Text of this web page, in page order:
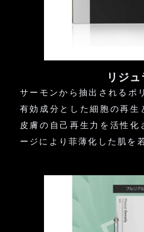
リジュ
サーモンから抽出されるポ
有効成分とした細胞の再生
皮膚の自己再生力を活性化
ージにより菲薄化した肌を